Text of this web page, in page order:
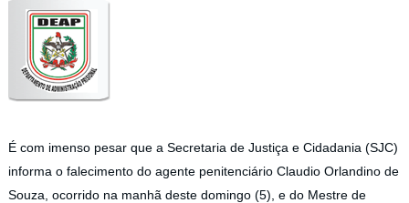
É com imenso pesar que a Secretaria de Justiça e Cidadania (SJC)
informa o falecimento do agente penitenciário Claudio Orlandino de
Souza, ocorrido na manhã deste domingo (5), e do Mestre de